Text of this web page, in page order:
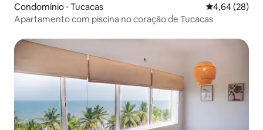
Condomínio ⋅ Tucacas 4,64 de uma
4,64 (28)
Apartamento com piscina no coração de Tucacas